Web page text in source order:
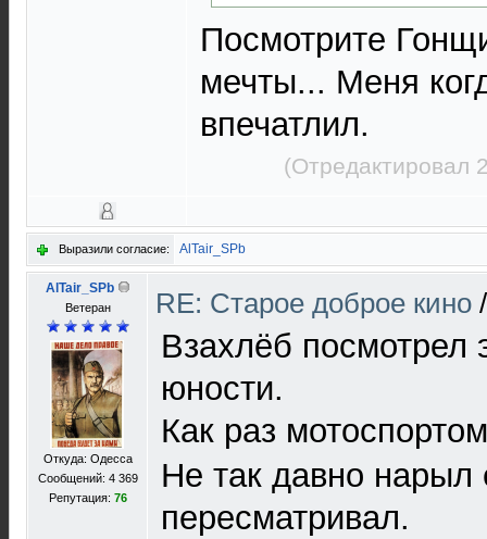
Посмотрите
мечты... Меня
впечатлил.
(Отредактировал
Выразили согласие: AlTair_SPb
AlTair_SPb
Ветеран
Откуда: Одесса
Сообщений: 4 369
Репутация: 76
RE: Старое доброе кино
Взахлёб посмотрел
юности.
Как раз
Не так давно нарыл
пересматривал.